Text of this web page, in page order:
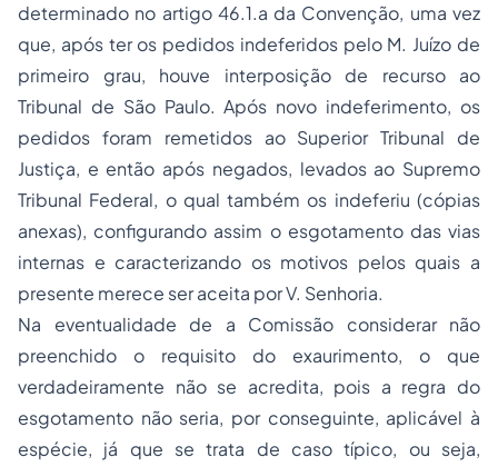
determinado no artigo 46.1.a da Convenção, uma vez
que, após ter os pedidos indeferidos pelo M. Juízo de
primeiro grau, houve interposição de recurso ao
Tribunal de São Paulo. Após novo indeferimento, os
pedidos foram remetidos ao Superior Tribunal de
Justiça, e então após negados, levados ao Supremo
Tribunal Federal, o qual também os indeferiu (cópias
anexas), configurando assim o esgotamento das vias
internas e caracterizando os motivos pelos quais a
presente merece ser aceita por V. Senhoria.
Na eventualidade de a Comissão considerar não
preenchido o requisito do exaurimento, o que
verdadeiramente não se acredita, pois a regra do
esgotamento não seria, por conseguinte, aplicável à
espécie, já que se trata de caso típico, ou seja,